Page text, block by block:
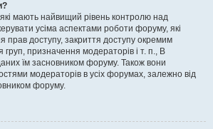
мають найвищий рівень контролю над
усіма аспектами роботи форуму, які
прав доступу, закриття доступу окремим
груп, призначення модераторів і т. п., В
їм засновником форуму. Також вони
модераторів в усіх форумах, залежно від
форуму.